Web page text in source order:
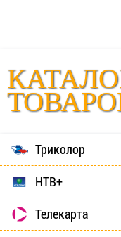
Триколор
НТВ+
Телекарта